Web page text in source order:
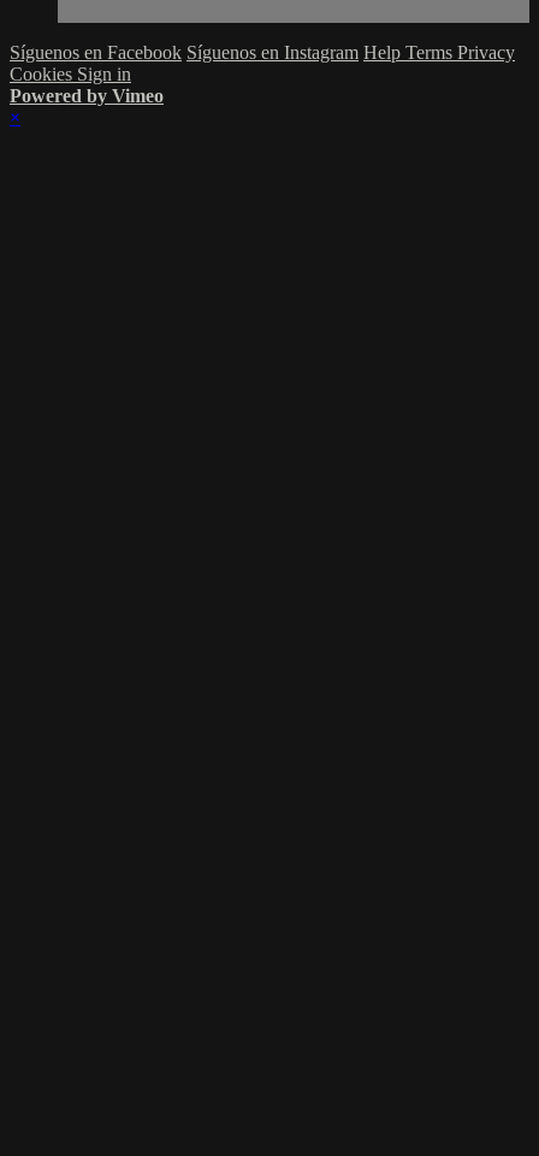
Síguenos en Facebook Síguenos en Instagram Help Terms Privacy
Cookies Sign in
Powered by Vimeo
×